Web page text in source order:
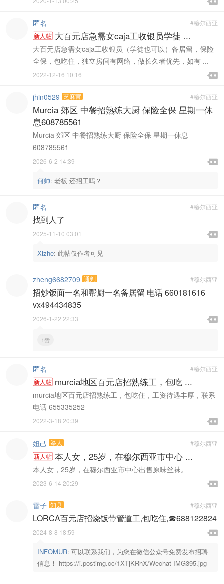
#穆尔西亚
匿名
新人帖 大百元店急需女caja工收银员学徒 ...
大百元店急需女caja工收银员（学徒也可以）备居留，保险
全保，包吃住，独立房间有网络，做长久者优先，如有 ...

2022-12-16 10:16 
#穆尔西亚
jhin0529 芝麻官
Murcia 郊区 中餐招熟练大厨 保险全保 星期一休
息608785561
Murcia 郊区 中餐招熟练大厨 保险全保 星期一休息
608785561

2026-6-2 14:39 
何帅: 老板 还招工吗？
#穆尔西亚
匿名
找到人了

2025-11-10 03:01 
Xizhe: 此帖仅作者可见
#穆尔西亚
zheng6682709 通判
招炒饭面一名和帮厨一名备居留 电话 660181616
vx494434835

2026-1-22 22:33 
1赞
#穆尔西亚
匿名
新人帖 murcia地区百元店招熟练工，包吃 ...
murcia地区百元店招熟练工，包吃住，工资待遇丰厚，联系
电话 655335252

2022-3-18 20:39 
#穆尔西亚
妲己 举人
新人帖 本人女，25岁，在穆尔西亚市中心 ...
本人女，25岁，在穆尔西亚市中心出售原味丝袜。

2023-6-14 20:29 
#穆尔西亚
雷子 知县
LORCA百元店招烧饭带管道工,包吃住,☎688122824

2024-8-8 18:59 
INFOMUR: 可以联系我们，为您在微信公众号免费发布招聘
信息！ https://i.postimg.cc/1XTjKRhX/Wechat-IMG395.jpg